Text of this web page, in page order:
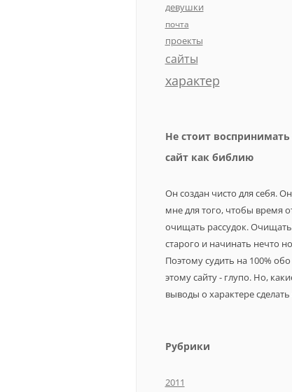
девушки
почта
проекты
сайты
характер
Не стоит воспринимать
сайт как библию
Он создан чисто для себя.
мне для того, чтобы время
очищать рассудок.
старого и начинать нечто
Поэтому судить на 100%
этому сайту - глупо. Но,
выводы о характере сделать
Рубрики
2011